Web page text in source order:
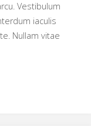
Vestibulum
iaculis
Nullam vitae